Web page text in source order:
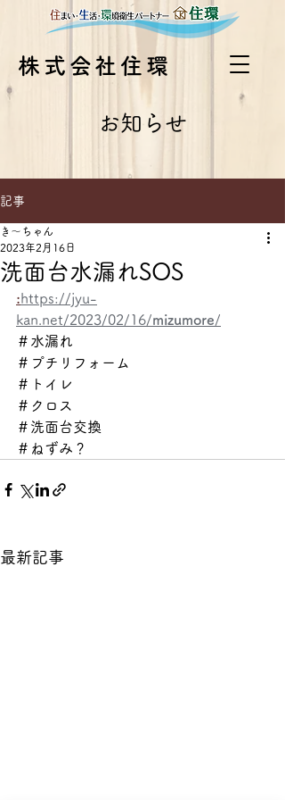
株式会社住環
お知らせ
記事
洗面台水漏れSOS
き～ちゃん
2023年2月16日
:https://jyu-
kan.net/2023/02/16/mizumore/
＃水漏れ
＃プチリフォーム
＃トイレ
＃クロス
＃洗面台交換
＃ねずみ？
最新記事